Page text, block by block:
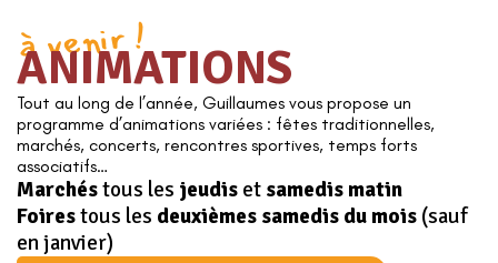
à venir !
ANIMATIONS
Tout au long de l’année, Guillaumes vous propose un
programme d’animations variées : fêtes traditionnelles,
marchés, concerts, rencontres sportives, temps forts
associatifs…
Marchéstous les jeudis et samedis matin
Foirestous les deuxièmes samedis du mois (sauf
en janvier)